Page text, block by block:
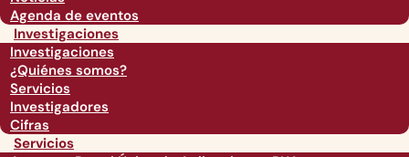
Agenda de eventos
Investigaciones
Investigaciones
¿Quiénes somos?
Servicios
Investigadores
Cifras
Servicios